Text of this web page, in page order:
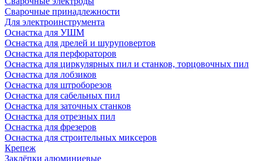
Сварочные принадлежности
Для электроинструмента
Оснастка для УШМ
Оснастка для дрелей и шуруповертов
Оснастка для перфораторов
Оснастка для циркулярных пил и станков, торцовочных пил
Оснастка для лобзиков
Оснастка для штроборезов
Оснастка для сабельных пил
Оснастка для заточных станков
Оснастка для отрезных пил
Оснастка для фрезеров
Оснастка для строительных миксеров
Крепеж
Заклёпки алюминиевые